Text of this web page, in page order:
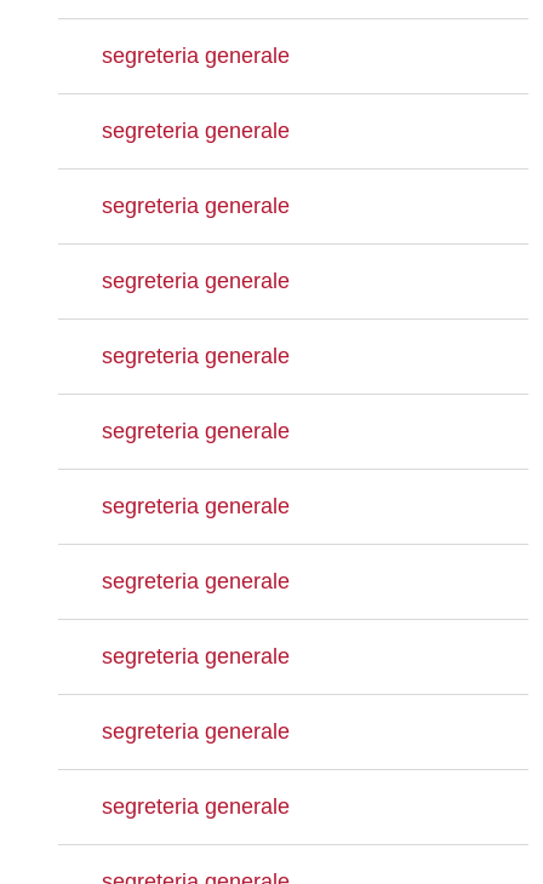
segreteria generale
segreteria generale
segreteria generale
segreteria generale
segreteria generale
segreteria generale
segreteria generale
segreteria generale
segreteria generale
segreteria generale
segreteria generale